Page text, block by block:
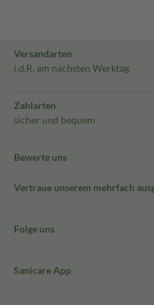
Versandarten
i.d.R. am nächsten Werktag
Zahlarten
sicher und bequem
Bewerte uns
Vertraue unserem mehrfach
Folge uns
Sanicare App